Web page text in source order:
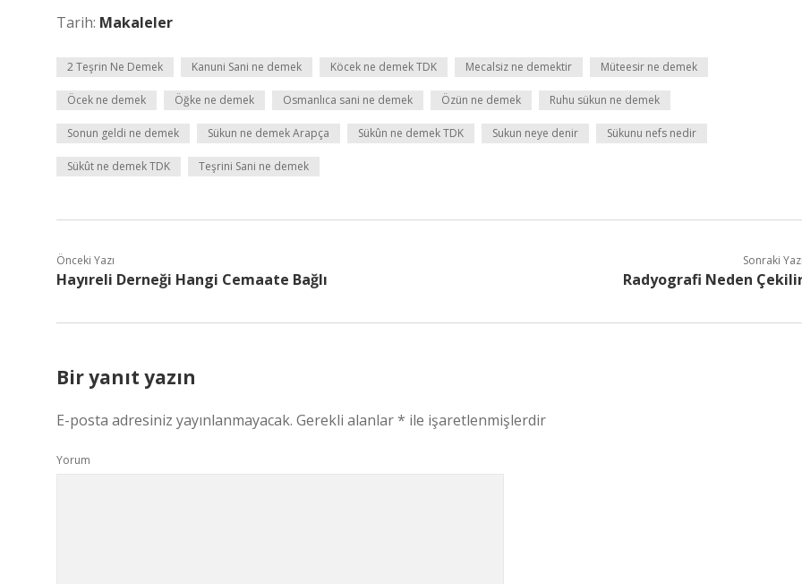
Tarih: Makaleler
2 Teşrin Ne Demek Kanuni Sani ne demek Köcek ne demek TDK Mecalsiz ne demektir Müteesir ne demek
Öcek ne demek Öğke ne demek Osmanlıca sani ne demek Özün ne demek Ruhu sükun ne demek
Sonun geldi ne demek Sükun ne demek Arapça Sükûn ne demek TDK Sukun neye denir Sükunu nefs nedir
Sükût ne demek TDK Teşrini Sani ne demek
Önceki Yazı
Hayıreli Derneği Hangi Cemaate Bağlı
Sonraki
Radyografi Neden
Bir yanıt yazın
E-posta adresiniz yayınlanmayacak. Gerekli alanlar* ile işaretlenmişlerdir
Yorum